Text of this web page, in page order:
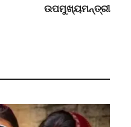
ହୋଇଛି: